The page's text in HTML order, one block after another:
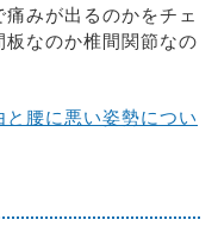
みが出るのかをチェ
なのか椎間関節なの
腰に悪い姿勢につい